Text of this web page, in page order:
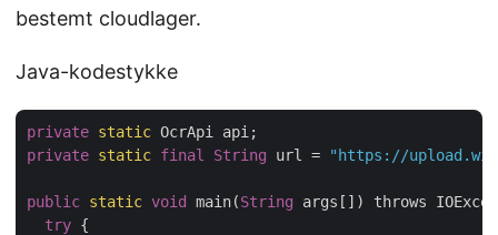
bestemt cloudlager.
Java-kodestykke
private static
private static final String url = "https://
public static void main(String args[]) throws
try {